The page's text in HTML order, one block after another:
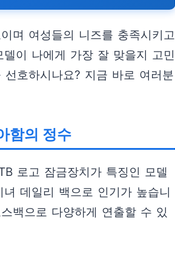
며 여성들의 니즈를 충족시키고
이 나에게 가장 잘 맞을지 고민
호하시나요? 지금 바로 여러분
함의 정수
로고 잠금장치가 특징인 모델
데일리 백으로 인기가 높습니
백으로 다양하게 연출할 수 있